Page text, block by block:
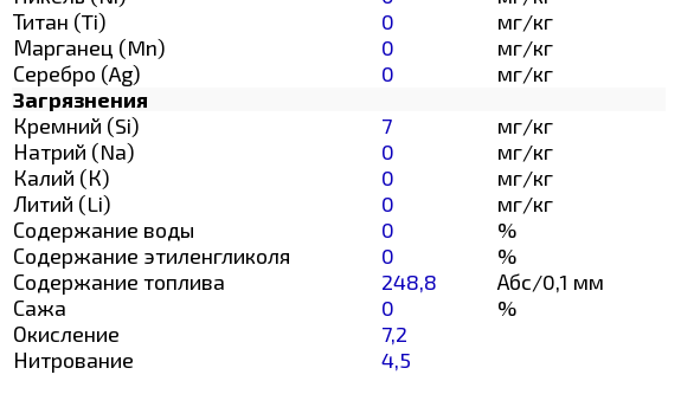
Титан (Ti)
0
мг/кг
Марганец (Mn)
0
мг/кг
Серебро (Ag)
0
мг/кг
Загрязнения
Кремний (Si)
7
мг/кг
Натрий (Na)
0
мг/кг
Калий (К)
0
мг/кг
Литий (Li)
0
мг/кг
Содержание воды
0
%
Содержание этиленгликоля
0
%
Содержание топлива
248,8
Абс/0,1 мм
Сажа
0
%
Окисление
7,2
Нитрование
4,5